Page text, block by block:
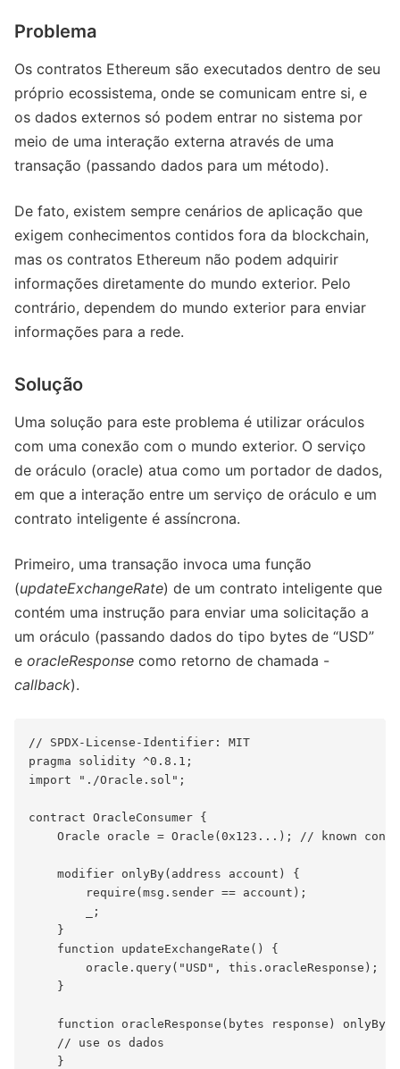
Problema
Os contratos Ethereum são executados dentro de seu
próprio ecossistema, onde se comunicam entre si, e
os dados externos só podem entrar no sistema por
meio de uma interação externa através de uma
transação (passando dados para um método).
De fato, existem sempre cenários de aplicação que
exigem conhecimentos contidos fora da blockchain,
mas os contratos Ethereum não podem adquirir
informações diretamente do mundo exterior. Pelo
contrário, dependem do mundo exterior para enviar
informações para a rede.
Solução
Uma solução para este problema é utilizar oráculos
com uma conexão com o mundo exterior. O serviço
de oráculo (oracle) atua como um portador de dados,
em que a interação entre um serviço de oráculo e um
contrato inteligente é assíncrona.
Primeiro, uma transação invoca uma função
(updateExchangeRate) de um contrato inteligente que
contém uma instrução para enviar uma solicitação a
um oráculo (passando dados do tipo bytes de “USD”
e oracleResponse como retorno de chamada -
callback).
// SPDX-License-Identifier: MIT
pragma solidity ^0.8.1;
import "./Oracle.sol";
contract OracleConsumer {
Oracle oracle = Oracle(0x123...); // known
    modifier onlyBy(address account) {
        require(msg.sender == account);
        _;
    }
    function updateExchangeRate() {
        oracle.query("USD", this.oracleResponse);
    }
function oracleResponse(bytes response)
    // use os dados
    }